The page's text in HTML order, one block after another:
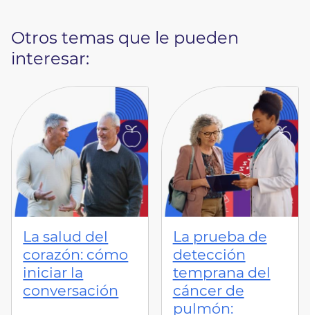
Otros temas que le pueden
interesar:
La salud del
corazón: cómo
iniciar la
conversación
La prueba de
detección
temprana del
cáncer de
pulmón: